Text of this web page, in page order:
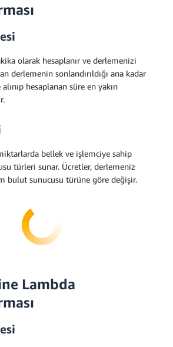
olarak hesaplanır ve derlemenizi
derlemenin sonlandırıldığı ana kadar
hesaplanan süre en yakın
bellek ve işlemciye sahip
türleri sunar. Ücretler, derlemeniz
bulut sunucusu türüne göre değişir.
Lambda